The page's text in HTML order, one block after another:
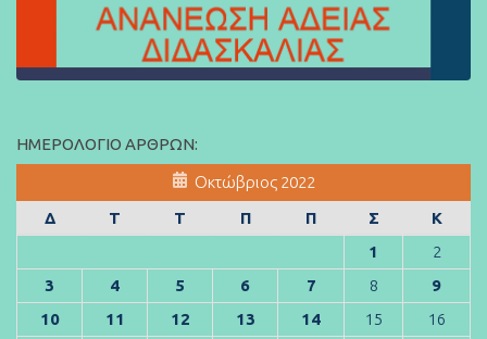
ΗΜΕΡΟΛΌΓΙΟ ΆΡΘΡΩΝ:
Οκτώβριος 2022
Δ
Τ Τ Π Π Σ
Κ
1
2
3
4 5 6 7 8
9
10
11 12 13 14 15
16